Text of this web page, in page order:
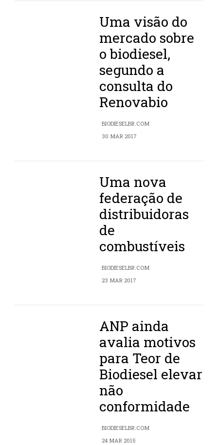
Uma visão do
mercado sobre
o biodiesel,
segundo a
consulta do
Renovabio
BIODIESELBR.COM
30 MAR 2017
Uma nova
federação de
distribuidoras
de
combustíveis
BIODIESELBR.COM
23 MAR 2017
ANP ainda
avalia motivos
para Teor de
Biodiesel elevar
não
conformidade
BIODIESELBR.COM
24 MAR 2015